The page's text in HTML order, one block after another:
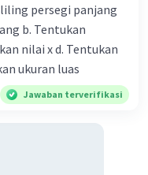
persegi panjang
b. Tentukan
nilai x d. Tentukan
ukuran luas
Jawaban terverifikasi